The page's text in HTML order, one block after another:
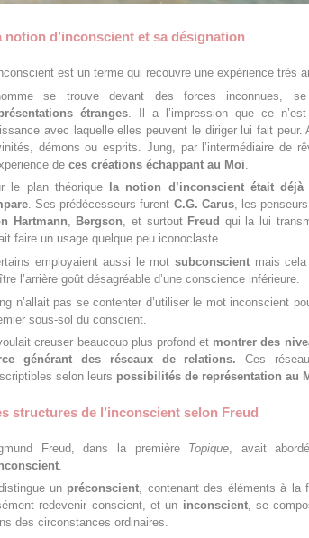
notion d’inconscient et sa désignation
est un terme qui recouvre une expérience très
se trouve devant des forces inconnues,
étranges . Il a l’impression que ce
avec laquelle elles peuvent le diriger lui fait
démons ou esprits. Jung, par l’intermédiaire de
de ces créations échappant au Moi
le plan théorique
la notion d’inconscient était
. Ses prédécesseurs furent C.G. Carus, les
Hartmann, Bergson, et surtout Freud qui la lui
faire un usage quelque peu iconoclaste.
employaient aussi le mot subconscient mais
l’arrière goût désagréable d’une conscience inférieure.
n’allait pas se contenter d’utiliser le mot inconscient
sous-sol du conscient.
voulait creuser beaucoup plus profond et montrer des
générant des réseaux de relations.Ces
selon leurs possibilités de représentation au
structures de l’inconscient selon Freud
Freud, dans la première Topique , avait
un préconscient, contenant des éléments à la
redevenir conscient, et un inconscient, se
des circonstances ordinaires.